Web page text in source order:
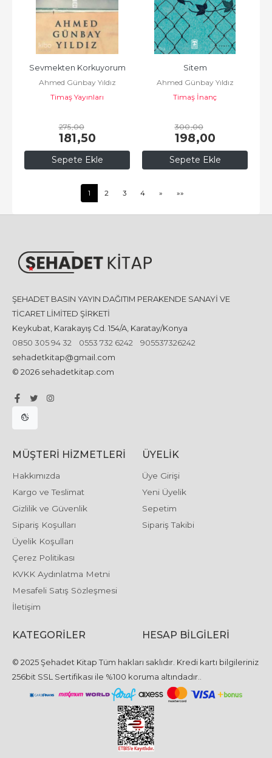
Sepete Ekle
Sevmekten Korkuyorum
Ahmed Günbay Yıldız
Timaş Yayınları
275,00
181,50
Sepete Ekle
Sitem
Ahmed Günbay Yıldız
Timaş İnanç
300,00
198,00
1 2 3 4 » »»
ŞEHADET BASIN YAYIN DAĞITIM PERAKENDE SANAYİ VE
TİCARET LİMİTED ŞİRKETİ
Keykubat, Karakayış Cd. 154/A, Karatay/Konya
0850 305 94 32
0553 732 6242
905537326242
sehadetkitap@gmail.com
© 2026 sehadetkitap.com
MÜŞTERI HIZMETLERI
Hakkımızda
Kargo ve Teslimat
Gizlilik ve Güvenlik
Sipariş Koşulları
Üyelik Koşulları
Çerez Politikası
KVKK Aydınlatma Metni
Mesafeli Satış Sözleşmesi
İletişim
ÜYELIK
Üye Girişi
Yeni Üyelik
Sepetim
Sipariş Takibi
KATEGORILER HESAP BILGILERI
© 2025 Şehadet Kitap Tüm hakları saklıdır. Kredi kartı bilgileriniz
256bit SSL Sertifikası ile %100 koruma altındadır..